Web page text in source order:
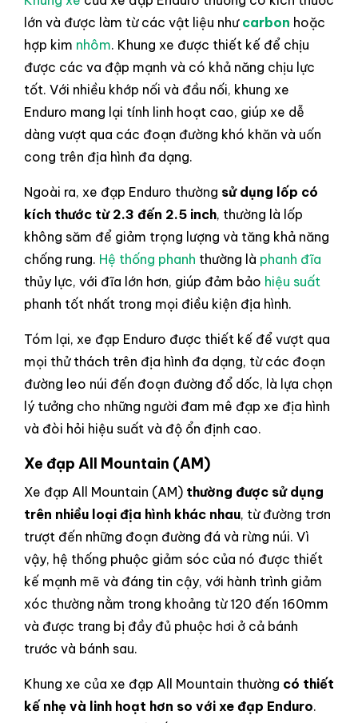
lớn và được làm từ các vật liệu như carbon hoặc
hợp kim nhôm. Khung xe được thiết kế để chịu
được các va đập mạnh và có khả năng chịu lực
tốt. Với nhiều khớp nối và đầu nối, khung xe
Enduro mang lại tính linh hoạt cao, giúp xe dễ
dàng vượt qua các đoạn đường khó khăn và uốn
cong trên địa hình đa dạng.
Ngoài ra, xe đạp Enduro thường sử dụng lốp có
kích thước từ 2.3 đến 2.5 inch, thường là lốp
không săm để giảm trọng lượng và tăng khả năng
chống rung. Hệ thống phanh thường là phanh đĩa
thủy lực, với đĩa lớn hơn, giúp đảm bảo hiệu suất
phanh tốt nhất trong mọi điều kiện địa hình.
Tóm lại, xe đạp Enduro được thiết kế để vượt qua
mọi thử thách trên địa hình đa dạng, từ các đoạn
đường leo núi đến đoạn đường đổ dốc, là lựa chọn
lý tưởng cho những người đam mê đạp xe địa hình
và đòi hỏi hiệu suất và độ ổn định cao.
Xe đạp All Mountain (AM)
Xe đạp All Mountain (AM) thường được sử dụng
trên nhiều loại địa hình khác nhau, từ đường trơn
trượt đến những đoạn đường đá và rừng núi. Vì
vậy, hệ thống phuộc giảm sóc của nó được thiết
kế mạnh mẽ và đáng tin cậy, với hành trình giảm
xóc thường nằm trong khoảng từ 120 đến 160mm
và được trang bị đầy đủ phuộc hơi ở cả bánh
trước và bánh sau.
Khung xe của xe đạp All Mountain thường có thiết
kế nhẹ và linh hoạt hơn so với xe đạp Enduro.